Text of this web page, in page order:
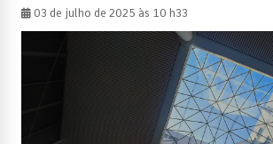
03 de julho de 2025 às 10 h33